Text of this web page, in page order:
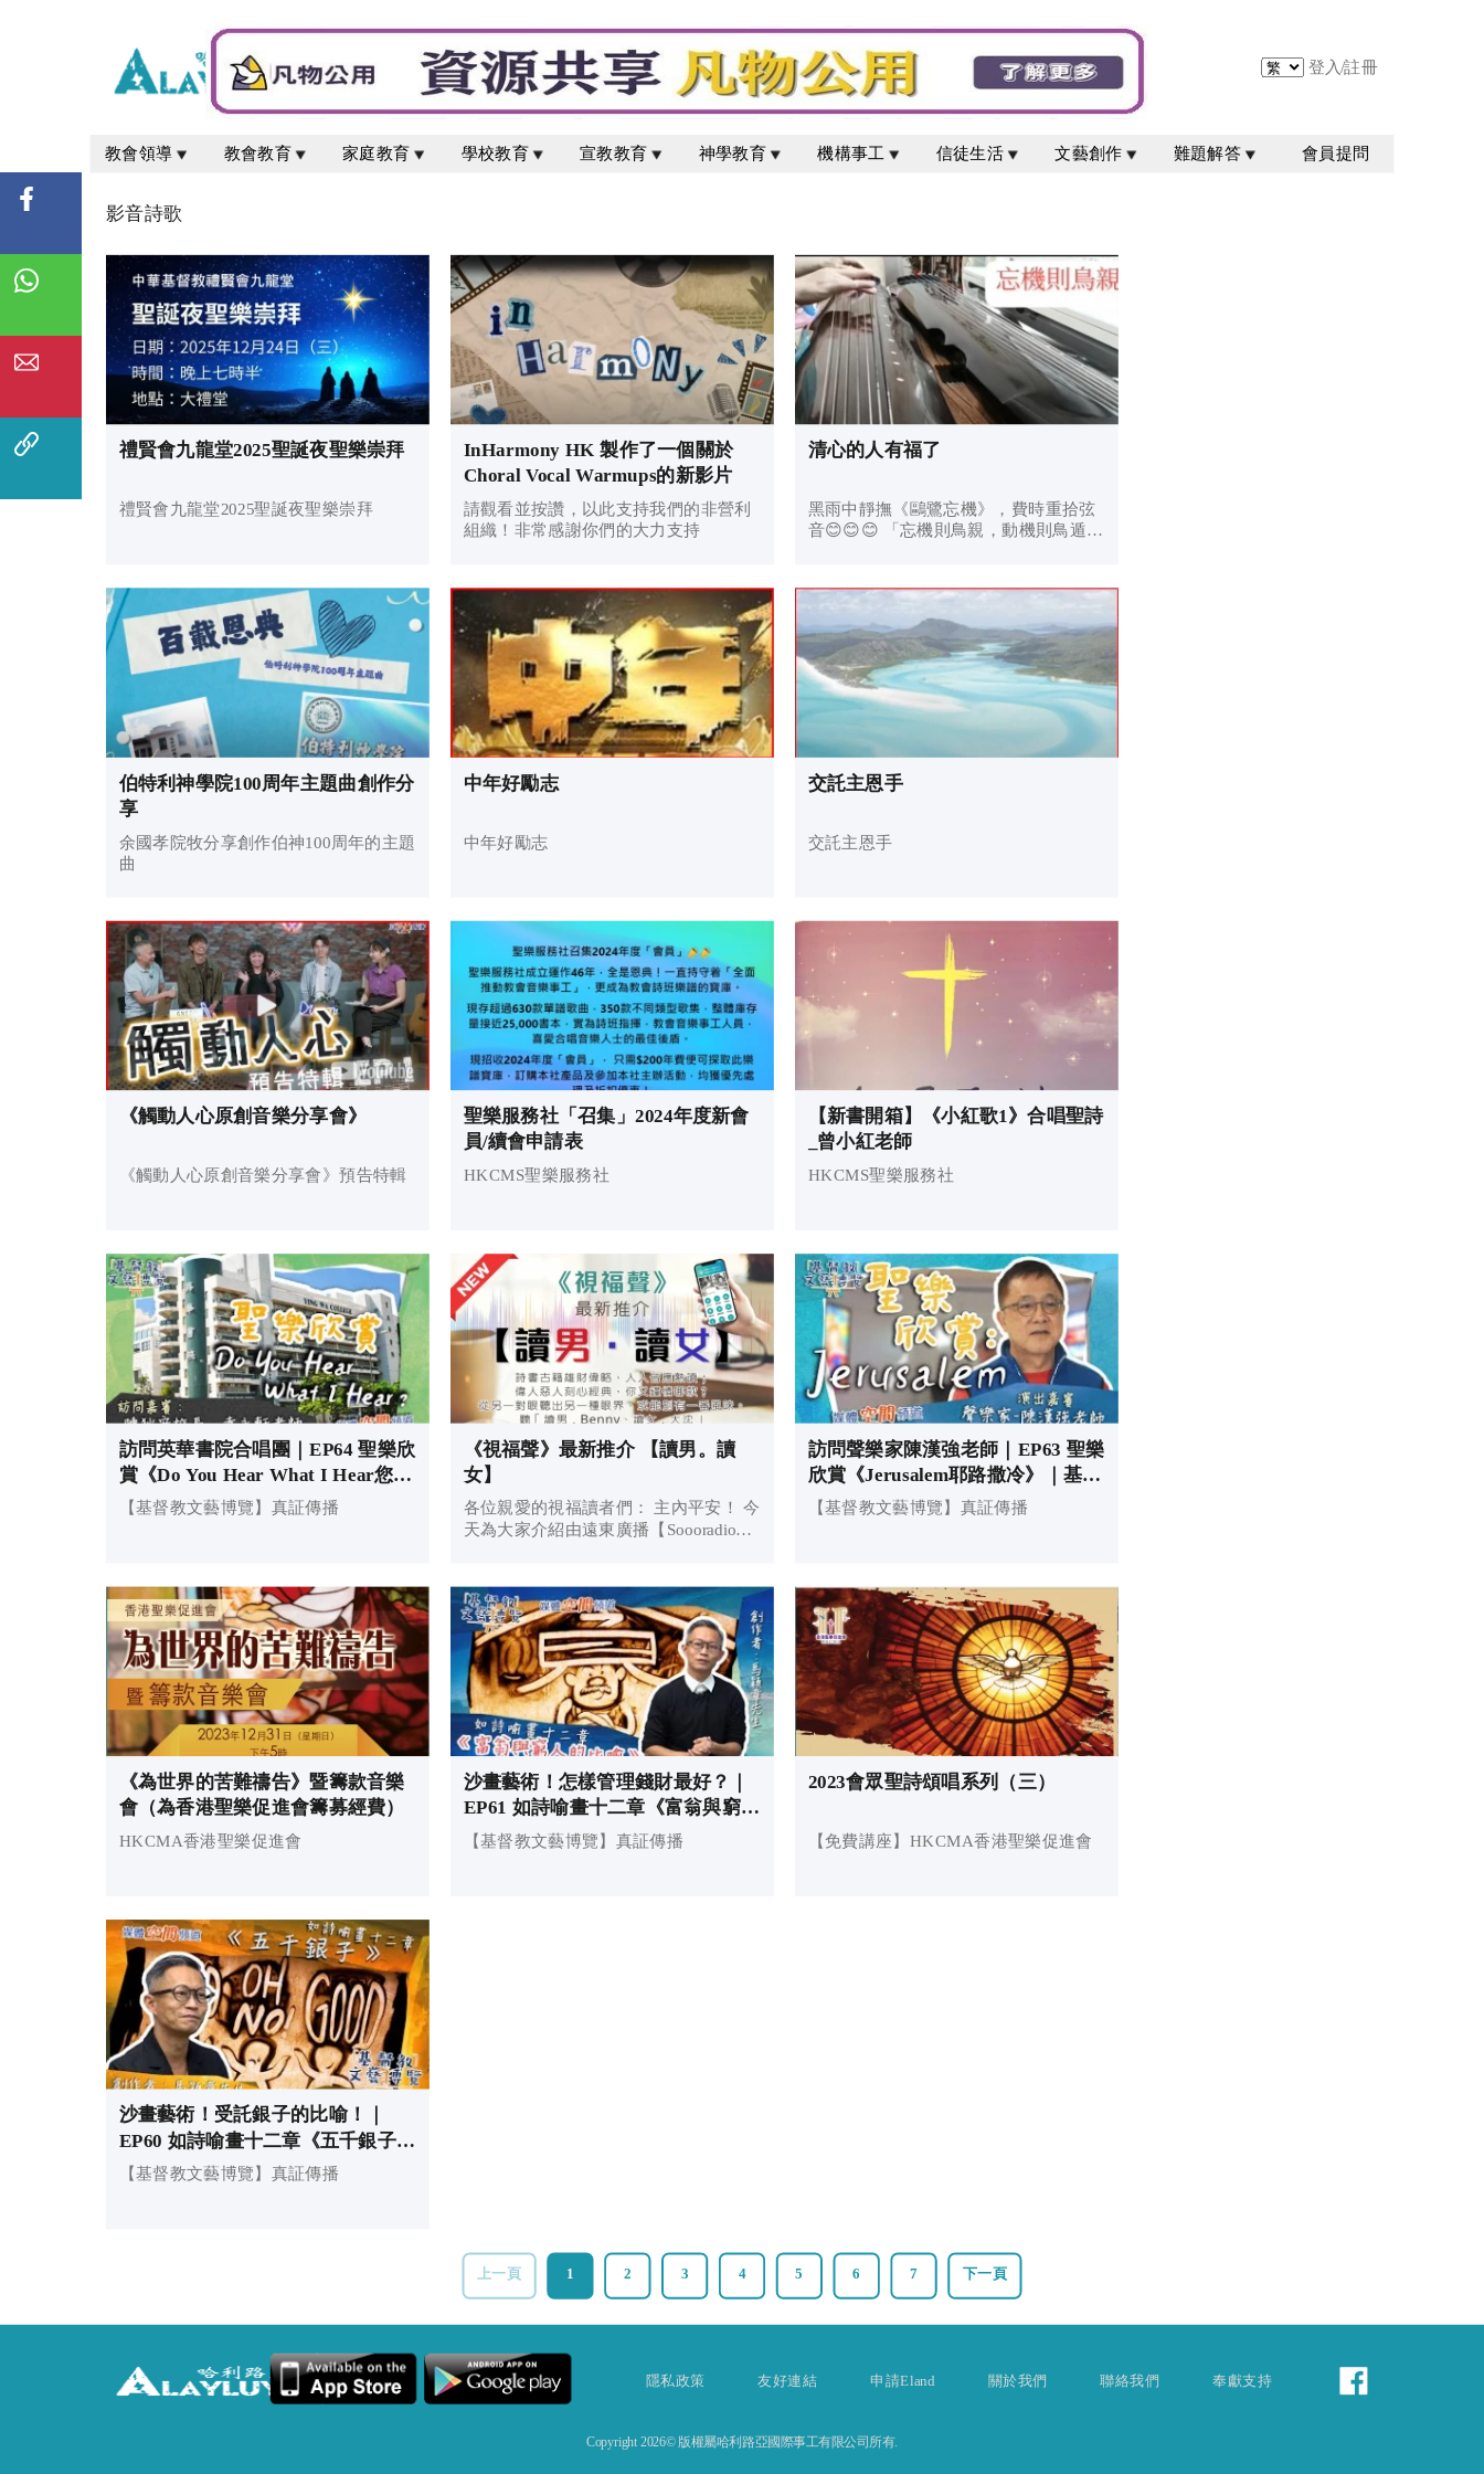
登入/註冊
教會領導 教會教育 家庭教育 學校教育 宣教教育 神學教育 機構事工 信徒生活 文藝創作 難題解答 會員提問
影音詩歌
禮賢會九龍堂2025聖誕夜聖樂崇拜
禮賢會九龍堂2025聖誕夜聖樂崇拜
InHarmony HK 製作了一個關於
Choral Vocal Warmups的新影片
請觀看並按讚，以此支持我們的非營利
組織！非常感謝你們的大力支持
清心的人有福了
黑雨中靜撫《鷗鷺忘機》，費時重拾弦
音😊😊😊 「忘機則鳥親，動機則鳥遁」
🎉🎉🎉 心無機巧，方能與造物之妙相
契，無偽之心正是造物主所願的和諧景
象。忘卻機心便蒙恩眷，心懷算計則失
和諧。弦音與經文，共訴純誠之貴🥰🥰
🥰
伯特利神學院100周年主題曲創作分
享
余國孝院牧分享創作伯神100周年的主題
曲
中年好勵志
中年好勵志
交託主恩手
交託主恩手
《觸動人心原創音樂分享會》
《觸動人心原創音樂分享會》預告特輯
聖樂服務社「召集」2024年度新會
員/續會申請表
HKCMS聖樂服務社
【新書開箱】《小紅歌1》合唱聖詩
_曾小紅老師
HKCMS聖樂服務社
訪問英華書院合唱團｜EP64 聖樂欣
賞《Do You Hear What I Hear您聽
見我所聽見的嗎？》｜基督教文藝
【基督教文藝博覽】真証傳播
《視福聲》最新推介 【讀男。讀
女】
各位親愛的視福讀者們： 主內平安！ 今
天為大家介紹由遠東廣播【Soooradio網
人刻心經典，你又鐘情哪款？從另一對
眼聽出另一種眼界，或能別有...
訪問聲樂家陳漢強老師｜EP63 聖樂
欣賞《Jerusalem耶路撒冷》｜基督
教文藝博覽
【基督教文藝博覽】真証傳播
《為世界的苦難禱告》暨籌款音樂
會（為香港聖樂促進會籌募經費）
HKCMA香港聖樂促進會
沙畫藝術！怎樣管理錢財最好？｜
EP61 如詩喻畫十二章《富翁與窮人
的比喻》｜基督教文藝博覽
【基督教文藝博覽】真証傳播
2023會眾聖詩頌唱系列（三）
【免費講座】HKCMA香港聖樂促進會
沙畫藝術！受託銀子的比喻！｜
EP60 如詩喻畫十二章《五千銀子》
｜基督教文藝博覽
【基督教文藝博覽】真証傳播
上一頁 1 2 3 4 5 6 7 下一頁
隱私政策 友好連結 申請Eland 關於我們 聯絡我們 奉獻支持
Copyright 2026© 版權屬哈利路亞國際事工有限公司所有.